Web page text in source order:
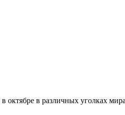
октябре в различных уголках